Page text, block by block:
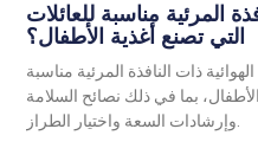
المرئية مناسبة للعائلات
التي تصنع أغذية الأطفال؟
ذات النافذة المرئية مناسبة
بما في ذلك نصائح السلامة